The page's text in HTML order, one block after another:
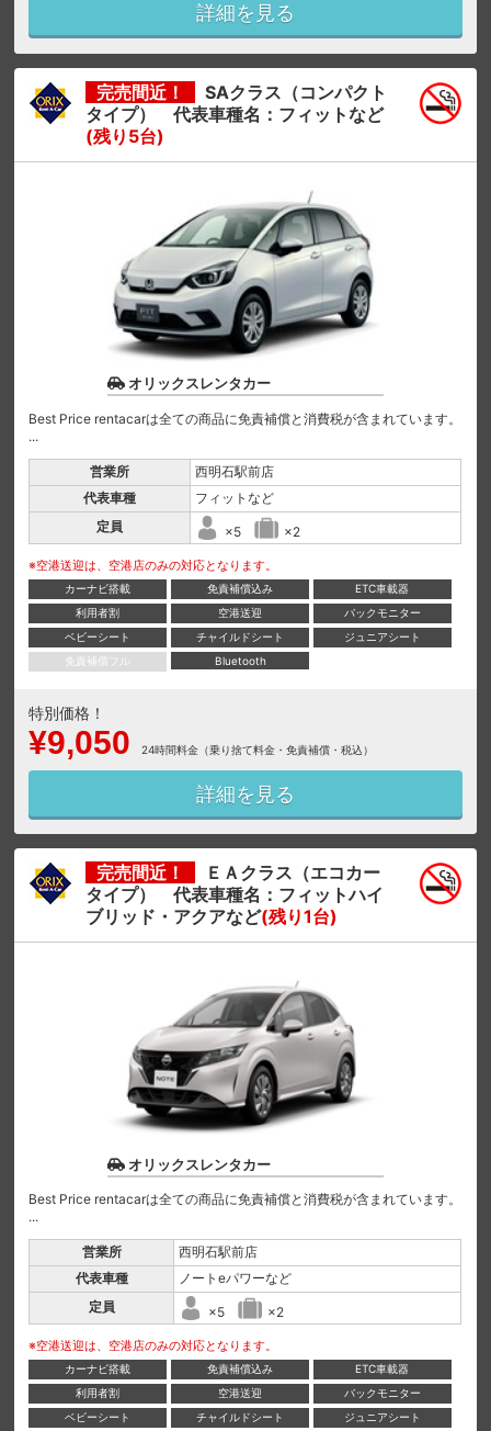
詳細を見る
完売間近！
SAクラス（コンパクト
タイプ） 代表車種名：フィットなど
(残り5台)
オリックスレンタカー
Best Price rentacarは全ての商品に免責補償と消費税が含まれています。
...
営業所
西明石駅前店
代表車種
フィットなど
定員
×5 ×2
※空港送迎は、空港店のみの対応となります。
カーナビ搭載 免責補償込み
ETC車載器
利用者割
空港送迎
バックモニター
ベビーシート
チャイルドシート
ジュニアシート
免責補償フル
Bluetooth
特別価格！
¥9,050 24時間料金（乗り捨て料金・免責補償・税込）
詳細を見る
完売間近！
ＥＡクラス（エコカー
タイプ） 代表車種名：フィットハイ
ブリッド・アクアなど(残り1台)
オリックスレンタカー
Best Price rentacarは全ての商品に免責補償と消費税が含まれています。
...
営業所
西明石駅前店
代表車種
ノートeパワーなど
定員
×5 ×2
※空港送迎は、空港店のみの対応となります。
カーナビ搭載 免責補償込み
ETC車載器
利用者割
空港送迎
バックモニター
ベビーシート
チャイルドシート ジュニアシート